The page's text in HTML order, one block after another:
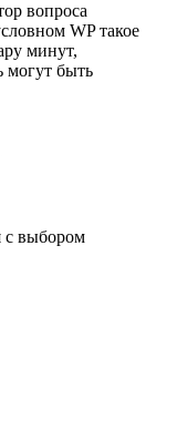
вопроса
WP такое
минут,
могут быть
с выбором